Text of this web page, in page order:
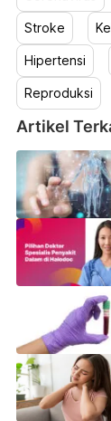
Stroke
Hipertensi
Reproduksi
Artikel